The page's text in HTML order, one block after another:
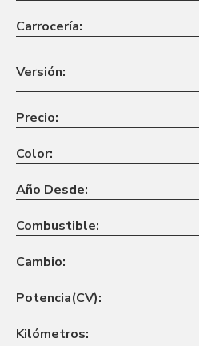
Carrocería:
Versión:
Precio:
Color:
Año Desde:
Combustible:
Cambio:
Potencia(CV):
Kilómetros: